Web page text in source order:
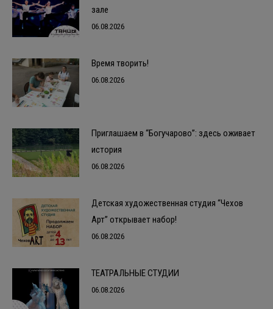
зале
06.08.2026
Время творить!
06.08.2026
Приглашаем в “Богучарово”: здесь оживает
история
06.08.2026
Детская художественная студия “Чехов
Арт” открывает набор!
06.08.2026
ТЕАТРАЛЬНЫЕ СТУДИИ
06.08.2026